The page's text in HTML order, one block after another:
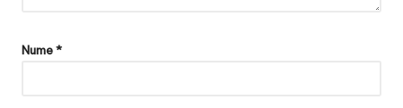
Nume*